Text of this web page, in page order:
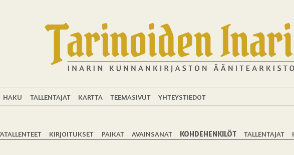
HAKU TALLENTAJAT KARTTA TEEMASIVUT YHTEYSTIEDOT
KIRJOITUKSET PAIKAT AVAINSANAT KOHDEHENKILÖT TALLENTAJAT